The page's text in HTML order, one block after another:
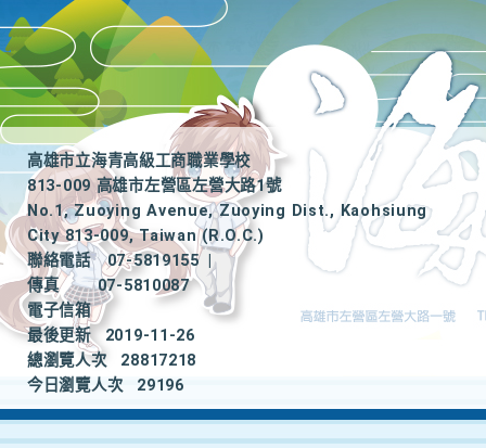
高雄市立海青高級工商職業學校
813-009 高雄市左營區左營大路1號
No.1, Zuoying Avenue, Zuoying Dist., Kaohsiung
City 813-009, Taiwan (R.O.C.)
聯絡電話
07-5819155
|
傳真
07-5810087
電子信箱
最後更新
2019-11-26
總瀏覽人次
28817218
今日瀏覽人次
29196